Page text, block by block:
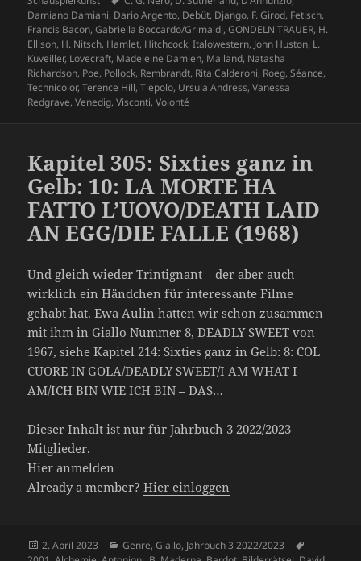
Damiano Damiani, Dario Argento, Debüt, Django, F. Girod, Fetisch,
Francis Bacon,Gabriella Boccardo/Grimaldi,GONDELN TRAUER, H.
Ellison, H. Nitsch, Hamlet, Hitchcock,Italowestern, John Huston, L.
Kuveiller, Lovecraft, Madeleine Damien, Mailand, Natasha
Richardson, Poe, Pollock, Rembrandt, Rita Calderoni, Roeg,Séance,
Technicolor,Terence Hill,Tiepolo, Ursula Andress,Vanessa
Redgrave,Venedig,Visconti,Volonté
Kapitel 305: Sixties ganz in
Gelb: 10: LA MORTE HA
FATTO L’UOVO/DEATH LAID
AN EGG/DIE FALLE (1968)
Und gleich wieder Trintignant – der aber auch
wirklich ein Händchen für interessante Filme
gehabt hat. Ewa Aulin hatten wir schon zusammen
mit ihm in Giallo Nummer 8, DEADLY SWEET von
1967, siehe Kapitel 214: Sixties ganz in Gelb: 8: COL
CUORE IN GOLA/DEADLY SWEET/I AM WHAT I
AM/ICH BIN WIE ICH BIN – DAS…
Dieser Inhalt ist nur für Jahrbuch 3 2022/2023
Mitglieder.
Hier anmelden
Already a member?Hier einloggen
Veröffentlicht
2. April 2023 Kategorien
Genre,Giallo, Jahrbuch 3 2022/2023